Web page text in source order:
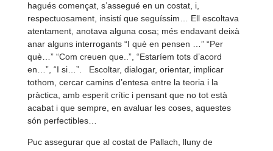
hagués començat, s’assegué en un costat, i,
respectuosament, insistí que seguíssim… Ell escoltava
atentament, anotava alguna cosa; més endavant deixà
anar alguns interrogants “I què en pensen …” “Per
què…” “Com creuen que..”, “Estaríem tots d’acord
en…”, “I si…”. Escoltar, dialogar, orientar, implicar
tothom, cercar camins d’entesa entre la teoria i la
pràctica, amb esperit crític i pensant que no tot està
acabat i que sempre, en avaluar les coses, aquestes
són perfectibles…
Puc assegurar que al costat de Pallach, lluny de